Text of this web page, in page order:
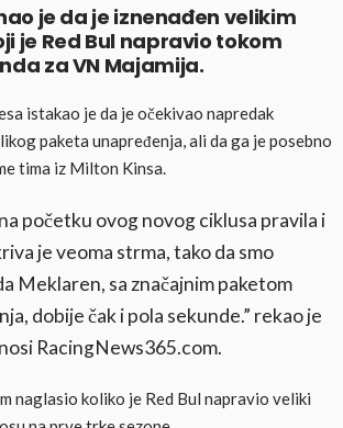
je da je iznenađen velikim
je Red Bul napravio tokom
za VN Majamija.
istakao je da je očekivao napredak
paketa unapređenja, ali da ga je posebno
tima iz Milton Kinsa.
početku ovog novog ciklusa pravila i
je veoma strma, tako da smo
Meklaren, sa značajnim paketom
dobije čak i pola sekunde.” rekao je
RacingNews365.com.
naglasio koliko je Red Bul napravio veliki